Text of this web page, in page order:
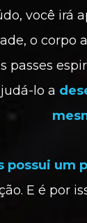
você irá
o corpo
passes
lo a
possui um
E é por